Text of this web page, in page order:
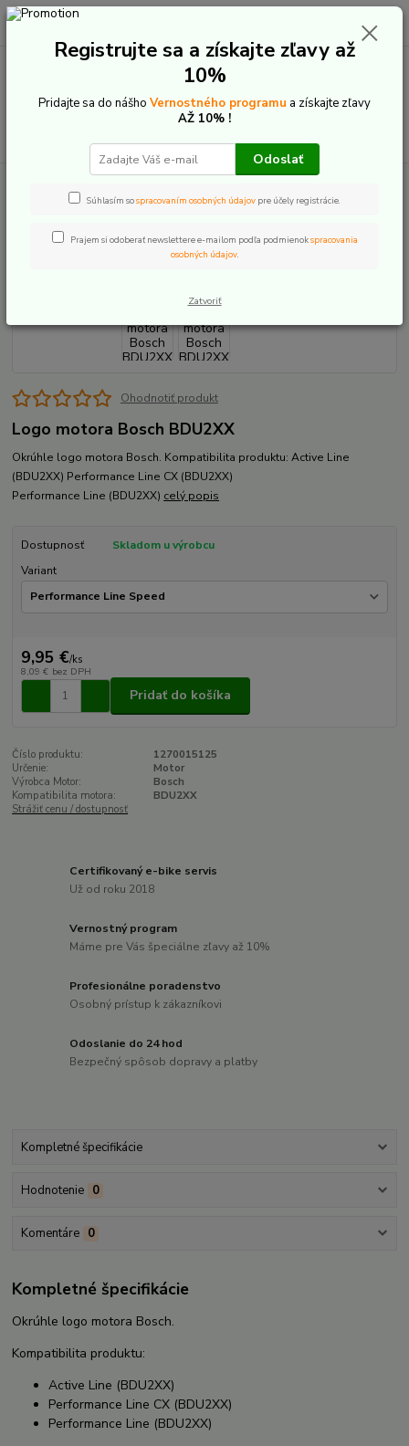
+421 907 20 22 33
0,00 €
motora Bosch BDU2XX
Logo motora Bosch BDU2XX
Ohodnotiť produkt
Logo motora Bosch BDU2XX
Okrúhle logo motora Bosch. Kompatibilita produktu: Active Line
(BDU2XX) Performance Line CX (BDU2XX)
Performance Line (BDU2XX) celý popis
Dostupnosť
Skladom u výrobcu
Variant
9,95 €/ks
8,09 € bez DPH
Pridať do košíka
Číslo produktu:
1270015125
Určenie:
Motor
Výrobca Motor:
Bosch
Kompatibilita motora:
BDU2XX
Strážiť cenu / dostupnosť
Certifikovaný e-bike servis
Už od roku 2018
Vernostný program
Máme pre Vás špeciálne zľavy až 10%
Profesionálne poradenstvo
Osobný prístup k zákazníkovi
Odoslanie do 24 hod
Bezpečný spôsob dopravy a platby
Kompletné špecifikácie
Hodnotenie 0
Komentáre 0
Kompletné špecifikácie
Okrúhle logo motora Bosch.
Kompatibilita produktu:
Active Line (BDU2XX)
Performance Line CX (BDU2XX)
Performance Line (BDU2XX)
Registrujte sa a získajte zľavy až
10%
Pridajte sa do nášho Vernostného programu a získajte zľavy
AŽ 10% !
Odoslať
Súhlasím sospracovaním osobných údajov pre účely registrácie.
Prajem si odoberať newslettere e-mailom podľa podmienokspracovania
osobných údajov.
Zatvoriť